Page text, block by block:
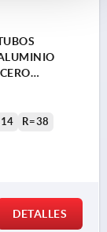
R=38
DETALLES